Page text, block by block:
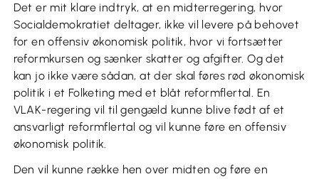
Det er mit klare indtryk, at en midterregering, hvor
Socialdemokratiet deltager, ikke vil levere på behovet
for en offensiv økonomisk politik, hvor vi fortsætter
reformkursen og sænker skatter og afgifter. Og det
kan jo ikke være sådan, at der skal føres rød økonomisk
politik i et Folketing med et blåt reformflertal. En
VLAK-regering vil til gengæld kunne blive født af et
ansvarligt reformflertal og vil kunne føre en offensiv
økonomisk politik.
Den vil kunne række hen over midten og føre en